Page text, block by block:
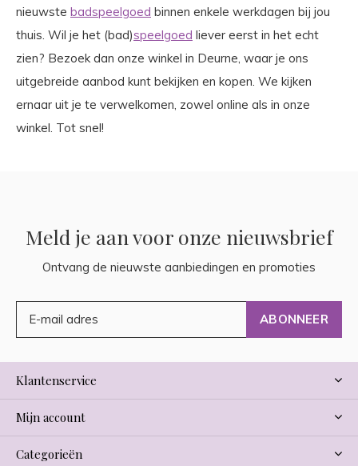
nieuwste badspeelgoed binnen enkele werkdagen bij jou
thuis. Wil je het (bad)speelgoed liever eerst in het echt
zien? Bezoek dan onze winkel in Deurne, waar je ons
uitgebreide aanbod kunt bekijken en kopen. We kijken
ernaar uit je te verwelkomen, zowel online als in onze
winkel. Tot snel!
Meld je aan voor onze nieuwsbrief
Ontvang de nieuwste aanbiedingen en promoties
ABONNEER
Klantenservice
Mijn account
Categorieën